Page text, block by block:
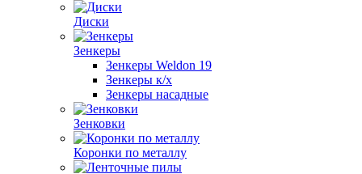
Диски
Зенкеры
Зенкеры Weldon 19
Зенкеры к/х
Зенкеры насадные
Зенковки
Коронки по металлу